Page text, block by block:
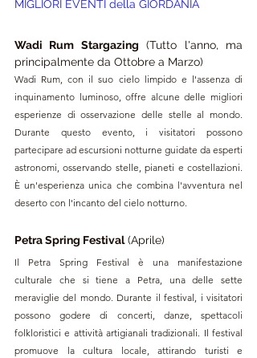
MIGLIORI EVENTI della GIORDANIA
Wadi Rum Stargazing (Tutto l'anno, ma
principalmente da Ottobre a Marzo)
Wadi Rum, con il suo cielo limpido e l'assenza di
inquinamento luminoso, offre alcune delle migliori
esperienze di osservazione delle stelle al mondo.
Durante questo evento, i visitatori possono
partecipare ad escursioni notturne guidate da esperti
astronomi, osservando stelle, pianeti e costellazioni.
È un'esperienza unica che combina l'avventura nel
deserto con l'incanto del cielo notturno.
Petra Spring Festival (Aprile)
Il Petra Spring Festival è una manifestazione
culturale che si tiene a Petra, una delle sette
meraviglie del mondo. Durante il festival, i visitatori
possono godere di concerti, danze, spettacoli
folkloristici e attività artigianali tradizionali. Il festival
promuove la cultura locale, attirando turisti e